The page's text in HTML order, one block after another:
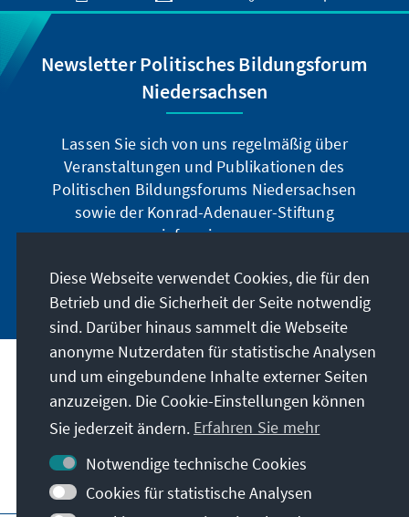
Newsletter Politisches Bildungsforum
Niedersachsen
Lassen Sie sich von uns regelmäßig über
Veranstaltungen und Publikationen des
Politischen Bildungsforums Niedersachsen
sowie der Konrad-Adenauer-Stiftung
informieren.
Jetzt abonnieren
Anschrift
Kontakt
Besuchen Sie auch
Diese Webseite verwendet Cookies, die für den
Betrieb und die Sicherheit der Seite notwendig
sind. Darüber hinaus sammelt die Webseite
anonyme Nutzerdaten für statistische Analysen
und um eingebundene Inhalte externer Seiten
anzuzeigen. Die Cookie-Einstellungen können
Sie jederzeit ändern. Erfahren Sie mehr
Notwendige technische Cookies
Cookies für statistische Analysen